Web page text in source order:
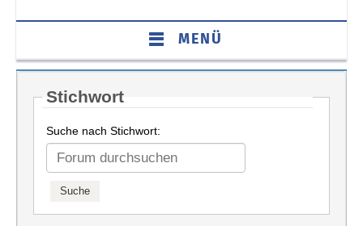
MENÜ
Stichwort
Suche nach Stichwort: